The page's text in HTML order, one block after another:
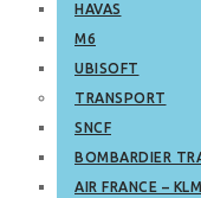
HAVAS
M6
UBISOFT
TRANSPORT
SNCF
BOMBARDIER
AIR FRANCE – KLM